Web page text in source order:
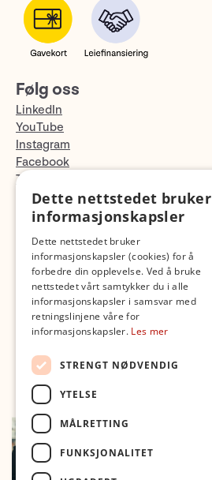
Følg oss
LinkedIn
YouTube
Instagram
Facebook
TikTok
Fotopodden
Dette nettstedet bruker
informasjonskapsler
Dette nettstedet bruker
informasjonskapsler (cookies) for å
forbedre din opplevelse. Ved å bruke
nettstedet vårt samtykker du i alle
informasjonskapsler i samsvar med
retningslinjene våre for
informasjonskapsler. Les mer
STRENGT NØDVENDIG
YTELSE
MÅLRETTING
FUNKSJONALITET